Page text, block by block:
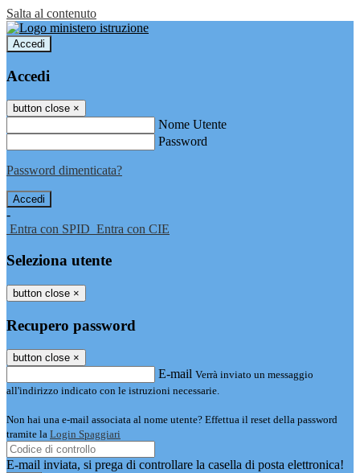
Salta al contenuto
Accedi
Accedi
button close ×
Nome Utente
Password
Password dimenticata?
-
Entra con SPID Entra con CIE
Seleziona utente
button close ×
Recupero password
button close ×
E-mail Verrà inviato un messaggio
all'indirizzo indicato con le istruzioni necessarie.
Non hai una e-mail associata al nome utente? Effettua il reset della password
tramite la Login Spaggiari
E-mail inviata, si prega di controllare la casella di posta elettronica!